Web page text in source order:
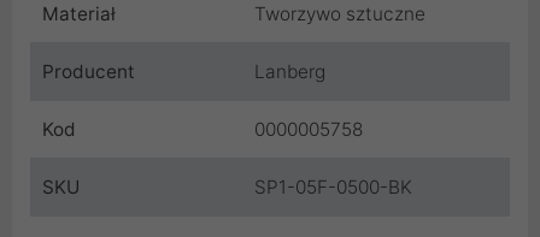
Materiał Tworzywo sztuczne
Producent Lanberg
Kod 0000005758
SKU SP1-05F-0500-BK